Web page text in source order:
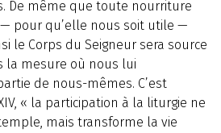
De même que toute nourriture
pour qu’elle nous soit utile —
le Corps du Seigneur sera source
la mesure où nous lui
de nous-mêmes. C’est
« la participation à la liturgie ne
mais transforme la vie